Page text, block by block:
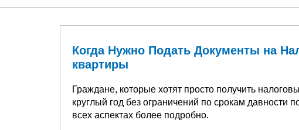
Когда Нужно Подать Документы на
квартиры
Граждане, которые хотят просто получить
круглый год без ограничений по срокам давности
всех аспектах более подробно.